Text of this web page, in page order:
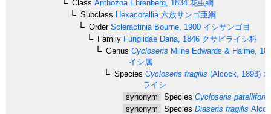
Class Anthozoa Ehrenberg, 1834 花虫綱
Subclass Hexacorallia 六放サンゴ亜綱
OrderScleractinia Bourne, 1900 イシサンゴ目
Family Fungiidae Dana, 1846 クサビライシ科
Genus Cycloseris Milne Edwards & Haime,
イシ属
Species Cycloseris fragilis (Alcock, 1893)
ライシ
synonym
Species Cycloseris
synonym
Species Diaseris fragilis